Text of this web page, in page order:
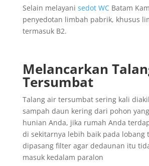
Selain melayani sedot WCBatam
penyedotan limbah pabrik, khusus
termasuk B2.
Melancarkan
Tersumbat
Talang air tersumbat sering kali
sampah daun kering dari pohon
hunian Anda, jika rumah Anda
di sekitarnya lebih baik pada lobang
dipasang filter agar dedaunan itu
masuk kedalam paralon